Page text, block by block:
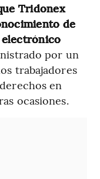
Tridonex
de
por un
trabajadores
en
ocasiones.